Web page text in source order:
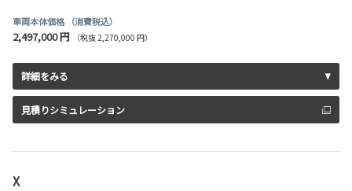
車両本体価格 （消費税込）
2,497,000 円 （税抜 2,270,000 円）
詳細をみる
見積りシミュレーション
X